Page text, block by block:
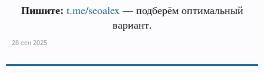
Пишите: t.me/seoalex— подберём оптимальный
вариант.
28 сен 2025